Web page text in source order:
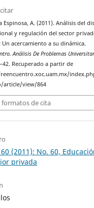
Espinosa, A. (2011). Análisis del
y regulación del sector
Un acercamiento a su dinámica.
Análisis De Problemas
Recuperado a partir de
article/view/864
formatos de cita
(2011): No. 60,
privada